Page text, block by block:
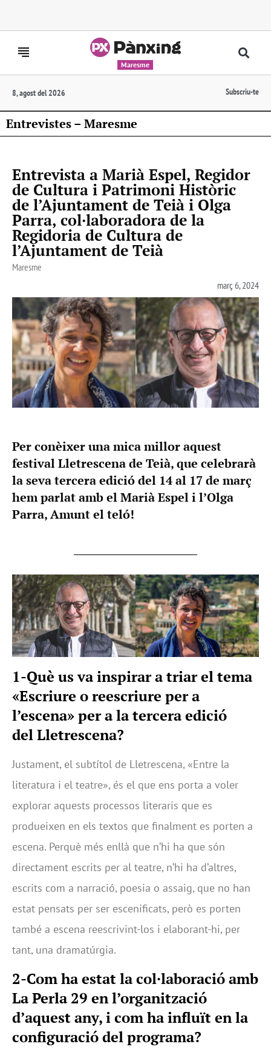
Maresme
8, agost del 2026 Subscriu-te
Entrevistes – Maresme
Entrevista a Marià Espel, Regidor
de Cultura i Patrimoni Històric
de l’Ajuntament de Teià i Olga
Parra, col·laboradora de la
Regidoria de Cultura de
l’Ajuntament de Teià
Maresme
març 6, 2024
Per conèixer una mica millor aquest
festival Lletrescena de Teià, que celebrarà
la seva tercera edició del 14 al 17 de març
hem parlat amb el Marià Espel i l’Olga
Parra, Amunt el teló!
1-Què us va inspirar a triar el tema
«Escriure o reescriure per a
l’escena» per a la tercera edició
del Lletrescena?
Justament, el subtítol de Lletrescena, «Entre la
literatura i el teatre», és el que ens porta a voler
explorar aquests processos literaris que es
produeixen en els textos que finalment es porten a
escena. Perquè més enllà que n’hi ha que són
directament escrits per al teatre, n’hi ha d’altres,
escrits com a narració, poesia o assaig, que no han
estat pensats per ser escenificats, però es porten
també a escena reescrivint-los i elaborant-hi, per
tant, una dramatúrgia.
2-Com ha estat la col·laboració amb
La Perla 29 en l’organització
d’aquest any, i com ha influït en la
configuració del programa?